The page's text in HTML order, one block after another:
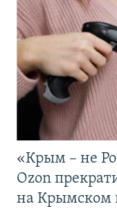
«Крым – не
Ozon
на Крымском